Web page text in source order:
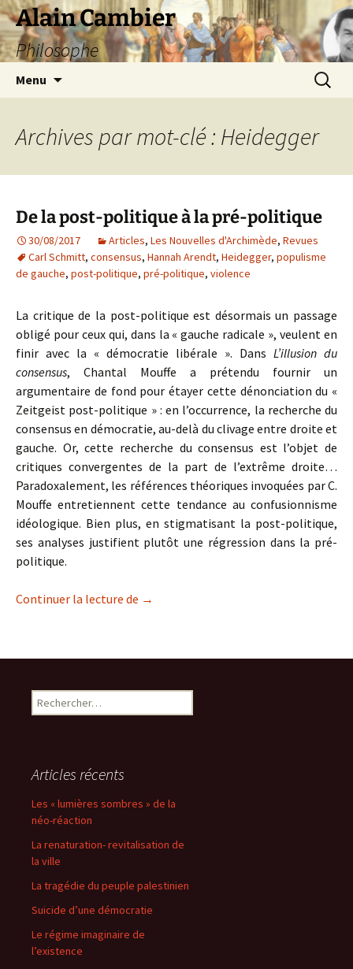
Aller
au
contenu
Alain Cambier
Philosophe
Menu
Archives par mot-clé : Heidegger
De la post-politique à la pré-politique
30/08/2017 Articles, Les Nouvelles d'Archimède, Revues
Carl Schmitt, consensus, Hannah Arendt, Heidegger, populisme
de gauche, post-politique, pré-politique, violence
La critique de la post-politique est désormais un passage
obligé pour ceux qui, dans la « gauche radicale », veulent en
finir avec la « démocratie libérale ». Dans L’illusion du
consensus, Chantal Mouffe a prétendu fournir un
argumentaire de fond pour étayer cette dénonciation du «
Zeitgeist post-politique » : en l’occurrence, la recherche du
consensus en démocratie, au-delà du clivage entre droite et
gauche. Or, cette recherche du consensus est l’objet de
critiques convergentes de la part de l’extrême droite…
Paradoxalement, les références théoriques invoquées par C.
Mouffe entretiennent cette tendance au confusionnisme
idéologique. Bien plus, en stigmatisant la post-politique,
ses analyses justifient plutôt une régression dans la pré-
politique.
Continuer la lecture de De la post-politique à la pré-politique
→
Rechercher :
Articles récents
Les « lumières sombres » de la
néo-réaction
La renaturation- revitalisation de
la ville
La tragédie du peuple palestinien
Suicide d’une démocratie
Le régime imaginaire de
l’existence